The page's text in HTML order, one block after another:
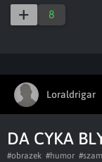
8
Loraldrigar
DA CYKA
#obrazek #humor